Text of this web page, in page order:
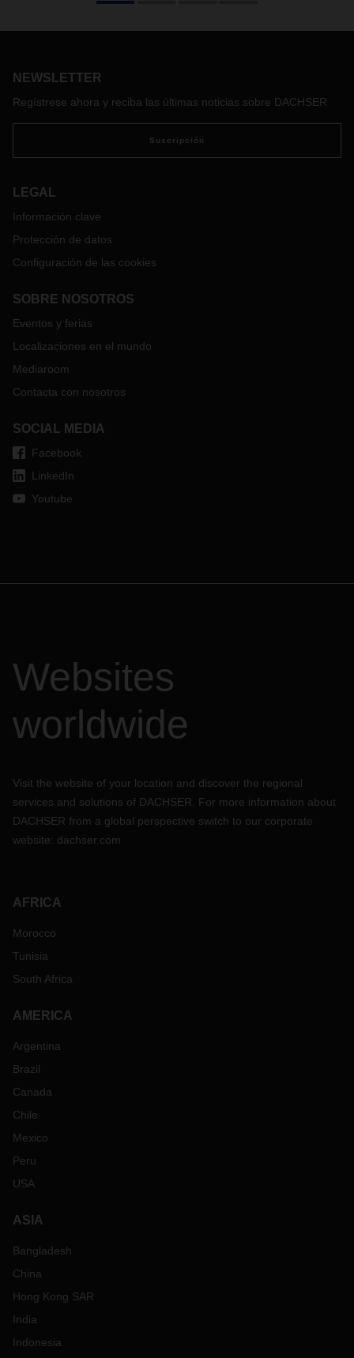
Hörsching, Austria, DACHSER distribuye bebidas premium
servicios de valor añadido para todos los aspectos
NEWSLETTER
Regístrese ahora y reciba las últimas noticias sobre DACHSER
Suscripción
LEGAL
Información clave
Protección de datos
Configuración de las cookies
SOBRE NOSOTROS
Eventos y ferias
Localizaciones en el mundo
Mediaroom
Contacta con nosotros
SOCIAL MEDIA
Facebook
LinkedIn
Youtube
Websites
worldwide
Visit the website of your location and discover the regional
services and solutions of DACHSER. For more information about
DACHSER from a global perspective switch to our corporate
website: dachser.com
AFRICA
Morocco
Tunisia
South Africa
AMERICA
Argentina
Brazil
Canada
Chile
Mexico
Peru
USA
ASIA
Bangladesh
China
Hong Kong SAR
India
Indonesia